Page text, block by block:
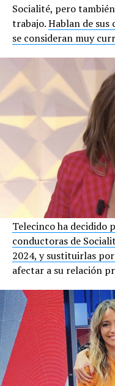
Socialité, pero
trabajo.Hablan de sus
se consideran muy
Telecinco ha decidido
conductoras de
2024, y sustituirlas
afectar a su relación